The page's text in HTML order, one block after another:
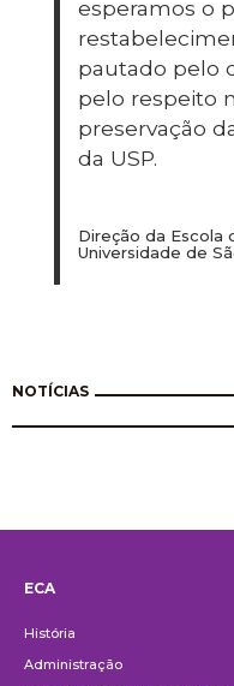
esperamos o
pautado pelo
pelo respeito
preservação
da USP.
Direção da Escola
Universidade de
NOTÍCIAS
ECA
História
Administração